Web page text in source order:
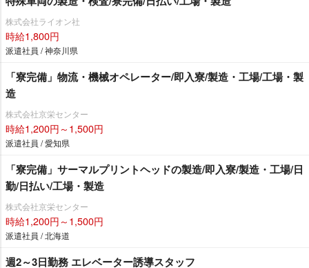
株式会社ライオン社
時給1,800円
派遣社員 / 神奈川県
「寮完備」物流・機械オペレーター/即入寮/製造・工場/工場・製
造
株式会社京栄センター
時給1,200円～1,500円
派遣社員 / 愛知県
「寮完備」サーマルプリントヘッドの製造/即入寮/製造・工場/日
勤/日払い/工場・製造
株式会社京栄センター
時給1,200円～1,500円
派遣社員 / 北海道
週2～3日勤務 エレベーター誘導スタッフ